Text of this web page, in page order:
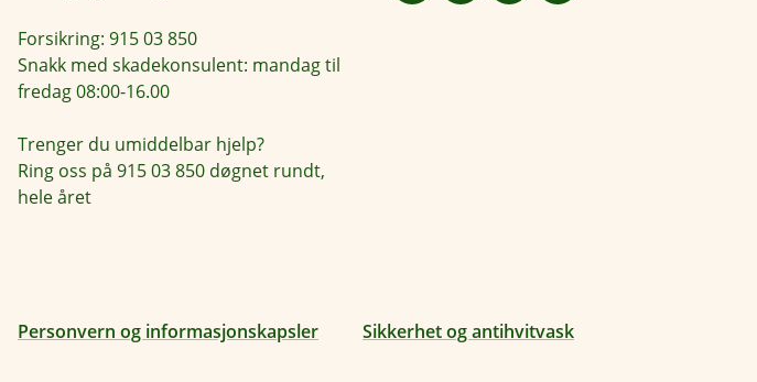
Forsikring: 915 03 850
Snakk med skadekonsulent: mandag til
fredag 08:00-16.00
Trenger du umiddelbar hjelp?
Ring oss på 915 03 850 døgnet rundt,
hele året
Personvern og informasjonskapsler Sikkerhet og antihvitvask